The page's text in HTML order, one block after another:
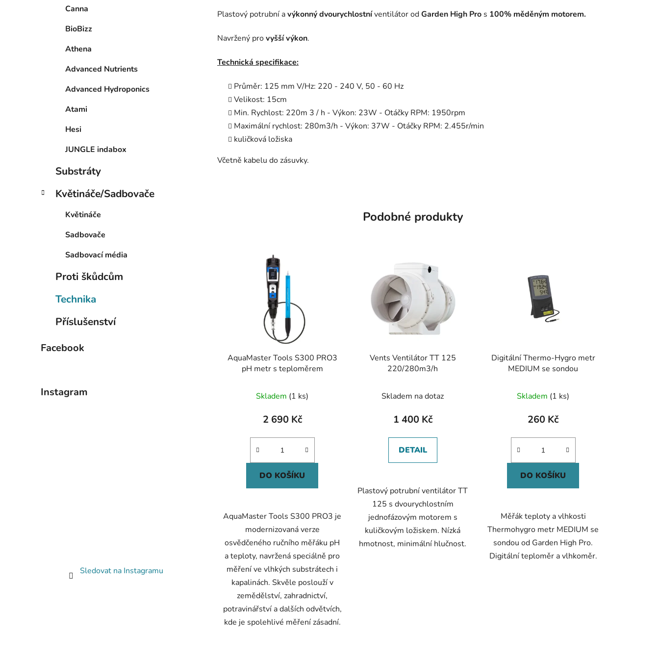
Canna
BioBizz
Athena
Advanced Nutrients
Advanced Hydroponics
Atami
Hesi
JUNGLE indabox
Substráty
Květináče/Sadbovače
Květináče
Sadbovače
Sadbovací média
Proti škůdcům
Technika
Příslušenství
Facebook
Instagram
Sledovat na Instagramu
Plastový potrubní avýkonnýdvourychlostníventilátor odGarden High Pro s 100% měděným motorem.
Navržený provyšší výkon.
Technická specifikace:
Průměr: 125 mm V/Hz: 220 - 240 V, 50 - 60 Hz
Velikost: 15cm
Min. Rychlost: 220m 3 / h - Výkon: 23W - Otáčky RPM: 1950rpm
Maximální rychlost: 280m3/h - Výkon: 37W - Otáčky RPM: 2.455r/min
kuličková ložiska
Včetně kabelu do zásuvky.
Podobné produkty
AquaMaster Tools S300 PRO3
pH metr s teploměrem
Skladem (1 ks)
2 690 Kč
DO KOŠÍKU
AquaMaster Tools S300 PRO3 je
modernizovaná verze
osvědčeného ručního měřáku pH
a teploty, navržená speciálně pro
měření ve vlhkých substrátech i
kapalinách. Skvěle poslouží v
zemědělství, zahradnictví,
potravinářství a dalších odvětvích,
kde je spolehlivé měření zásadní.
Vents Ventilátor TT 125
220/280m3/h
Skladem na dotaz
1 400 Kč
DETAIL
Plastový potrubní ventilátor TT
125 s dvourychlostním
jednofázovým motorem s
kuličkovým ložiskem. Nízká
hmotnost, minimální hlučnost.
Digitální Thermo-Hygro metr
MEDIUM se sondou
Skladem (1 ks)
260 Kč
DO KOŠÍKU
Měřák teploty a vlhkosti
Thermohygro metr MEDIUM se
sondou od Garden High Pro.
Digitální teploměr a vlhkoměr.